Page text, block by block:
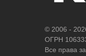
© 2006 -
ОГРН
Все права